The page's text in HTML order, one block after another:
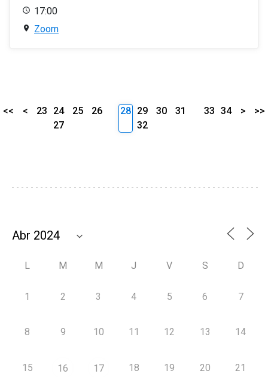
17:00
Zoom
<< < 23 24 25
26
27
28 29 30
31
32
33 34 > >>
L M M J V S D
1 2 3 4 5 6 7
8 9 10 11 12 13 14
15 16 17 18 19 20 21